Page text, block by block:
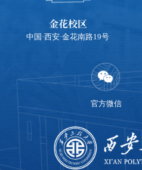
金花校区
中国·西安·金花南路19号
官方微信